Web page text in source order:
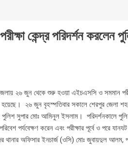
কেন্দ্র পরিদর্শন করলেন
২৬ জুন থেকে শুরু হওয়া এইচএসসি ও সমমান
২৬ জুন বৃহস্পতিবার সকালে শেরপুর জেলা
সুপার মোঃ আমিনুল ইসলাম। পরিদর্শনকালে
পরিবেশ পর্যবেক্ষণ করেন এবং পরীক্ষার পূর্বে ও পরে
অফিসার ইনচার্জ (ওসি) মোঃ জুবায়দুল আলম,